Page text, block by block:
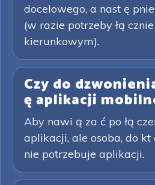
docelowego, a nast ę
(w razie potrzeby łą
kierunkowym).
Czy do
ę aplikacji
Aby nawi ą za ć po łą
aplikacji, ale osoba, do kt
nie potrzebuje aplikacji.